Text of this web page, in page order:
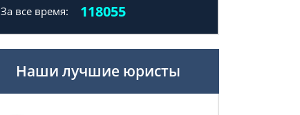
За все время: 118055
Наши лучшие юристы